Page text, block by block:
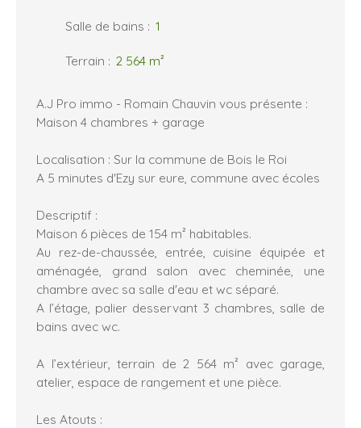
Salle de bains : 1
Terrain : 2 564 m²
A.J Pro immo - Romain Chauvin vous présente :
Maison 4 chambres + garage
Localisation : Sur la commune de Bois le Roi
A 5 minutes d'Ezy sur eure, commune avec écoles
Descriptif :
Maison 6 pièces de 154 m² habitables.
Au rez-de-chaussée, entrée, cuisine équipée et
aménagée, grand salon avec cheminée, une
chambre avec sa salle d'eau et wc séparé.
A l’étage, palier desservant 3 chambres, salle de
bains avec wc.
A l’extérieur, terrain de 2 564 m² avec garage,
atelier, espace de rangement et une pièce.
Les Atouts :